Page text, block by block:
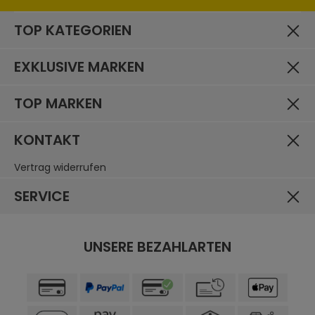
EU Konformitätserklärung:
Farbe:
Größe:
Jacken
Geschlecht:
Sommer
TOP KATEGORIEN
EXKLUSIVE MARKEN
TOP MARKEN
KONTAKT
Vertrag widerrufen
SERVICE
UNSERE BEZAHLARTEN